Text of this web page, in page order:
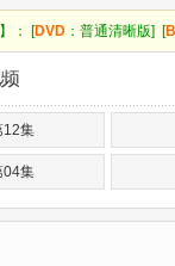
： [DVD ：普通清晰版] [
12集
04集